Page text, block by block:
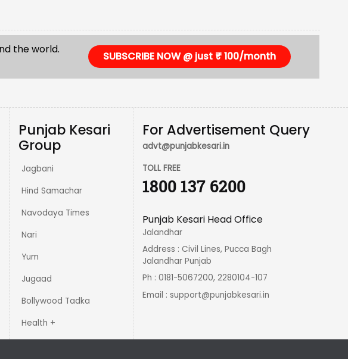
the world.
SUBSCRIBE NOW @ just ₹ 100/month
Punjab Kesari
Group
Jagbani
Hind Samachar
Navodaya Times
Nari
Yum
Jugaad
Bollywood Tadka
Health +
For Advertisement Query
advt@punjabkesari.in
TOLL FREE
1800 137 6200
Punjab Kesari Head Office
Jalandhar
Address : Civil Lines, Pucca Bagh
Jalandhar Punjab
Ph : 0181-5067200, 2280104-107
Email :support@punjabkesari.in